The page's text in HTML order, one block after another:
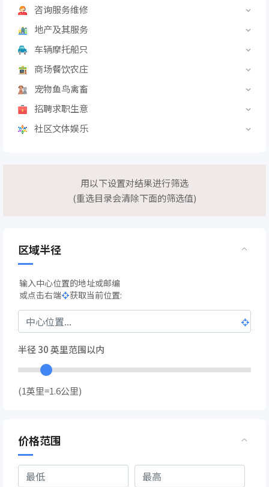
咨询服务维修
地产及其服务
车辆摩托船只
商场餐饮农庄
宠物鱼鸟禽畜
招聘求职生意
社区文体娱乐
用以下设置对结果进行筛选
(重选目录会清除下面的筛选值)
区域半径
输入中心位置的地址或邮编
或点击右端
获取当前位置:
半径30英里范围以内
(1英里=1.6公里)
价格范围